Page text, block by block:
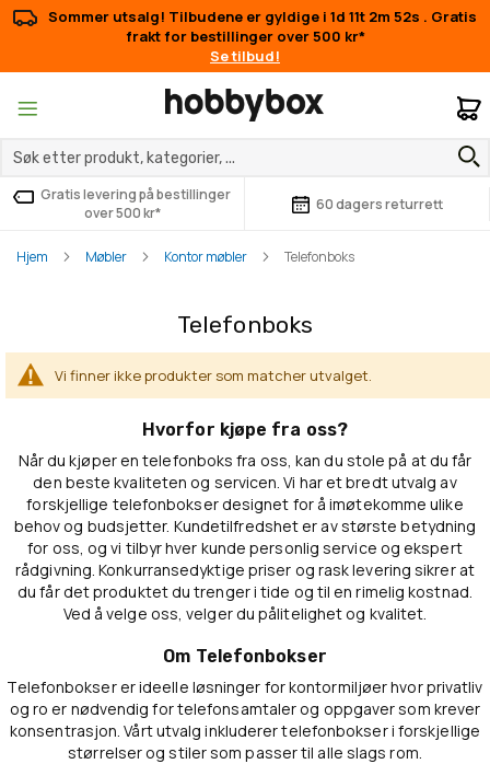
Sommer utsalg! Tilbudene er gyldige i 1d 11t 2m 52s . Gratis
frakt for bestillinger over 500 kr*
Se tilbud!
Gratis levering på bestillinger
over 500 kr*
60 dagers returrett
Hjem Møbler Kontor møbler Telefonboks
Telefonboks
Vi finner ikke produkter som matcher utvalget.
Hvorfor kjøpe fra oss?
Når du kjøper en telefonboks fra oss, kan du stole på at du får
den beste kvaliteten og servicen. Vi har et bredt utvalg av
forskjellige telefonbokser designet for å imøtekomme ulike
behov og budsjetter. Kundetilfredshet er av største betydning
for oss, og vi tilbyr hver kunde personlig service og ekspert
rådgivning. Konkurransedyktige priser og rask levering sikrer at
du får det produktet du trenger i tide og til en rimelig kostnad.
Ved å velge oss, velger du pålitelighet og kvalitet.
Om Telefonbokser
Telefonbokser er ideelle løsninger for kontormiljøer hvor privatliv
og ro er nødvendig for telefonsamtaler og oppgaver som krever
konsentrasjon. Vårt utvalg inkluderer telefonbokser i forskjellige
størrelser og stiler som passer til alle slags rom.